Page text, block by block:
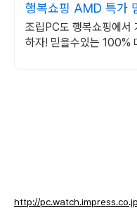
행복쇼핑 AMD 특가
100% 매매보호
조립PC도 행복쇼핑에서
하자! 믿을수있는 100%
http://